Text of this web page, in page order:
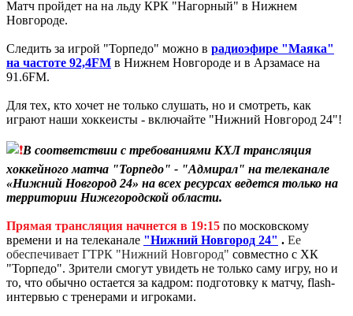
Матч пройдет на на льду КРК "Нагорный" в Нижнем
Новгороде.
Следить за игрой "Торпедо" можно в радиоэфире "Маяка"
на частоте 92,4FM в Нижнем Новгороде и в Арзамасе на
91.6FM.
Для тех, кто хочет не только слушать, но и смотреть, как
играют наши хоккеисты - включайте "Нижний Новгород 24"!
В соответствии с требованиями КХЛ трансляция
хоккейного матча "Торпедо" - "Адмирал" на телеканале
«Нижний Новгород 24» на всех ресурсах ведется только на
территории Нижегородской области.
Прямая трансляция начнется в 19:15 по московскому
времени и на телеканале "Нижний Новгород 24" . Ее
обеспечивает ГТРК "Нижний Новгород" совместно с ХК
"Торпедо". Зрители смогут увидеть не только саму игру, но и
то, что обычно остается за кадром: подготовку к матчу, flash-
интервью с тренерами и игроками.